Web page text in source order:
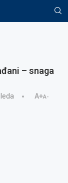
– snaga
A+A-